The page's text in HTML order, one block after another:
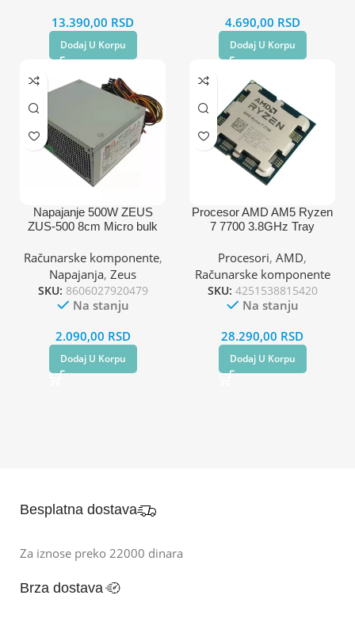
13.390,00 RSD
Dodaj U Korpu
4.690,00 RSD
Dodaj U Korpu
Napajanje 500W ZEUS
ZUS-500 8cm Micro bulk
Računarske komponente,
Napajanja, Zeus
SKU: 8606027920479
Na stanju
2.090,00 RSD
Dodaj U Korpu
Procesor AMD AM5 Ryzen
7 7700 3.8GHz Tray
Procesori, AMD,
Računarske komponente
SKU: 4251538815420
Na stanju
28.290,00 RSD
Dodaj U Korpu
Besplatna dostava
Za iznose preko 22000 dinara
Brza dostava